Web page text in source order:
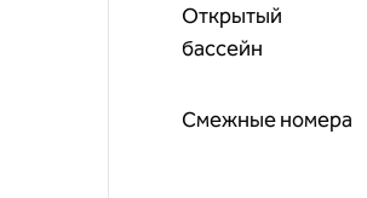
Открытый
бассейн
Смежные номера